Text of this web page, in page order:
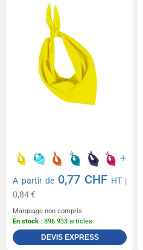
A partir de 0,77 CHF HT|
0,84 €
Marquage non compris
En stock : 896 933 articles
DEVIS EXPRESS